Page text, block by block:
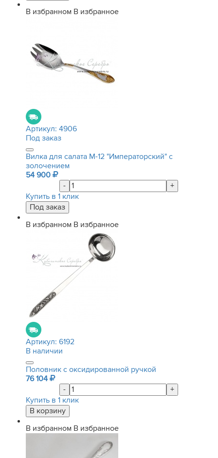
В избранном В избранное
Артикул: 4906
Под заказ
Вилка для салата М-12 "Императорский" с
золочением
54 900
-
+
Купить в 1 клик
В избранном В избранное
Артикул: 6192
В наличии
Половник с оксидированной ручкой
76 104
-
+
Купить в 1 клик
В избранном В избранное